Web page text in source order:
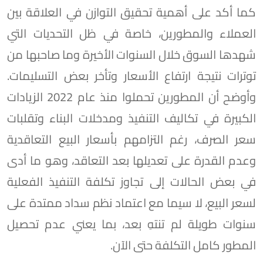
‏كما أكد على أهمية تحقيق التوازن في العلاقة بين
العملاء والمطورين، خاصة في ظل التحديات التي
شهدها السوق خلال السنوات الأخيرة وما صاحبها من
توترات نتيجة ارتفاع الأسعار وتأخر بعض التسليمات.
وأوضح أن المطورين تحملوا منذ عام 2022 الزيادات
الكبيرة في تكاليف التنفيذ ومدخلات البناء وتقلبات
سعر الصرف، رغم التزامهم بأسعار البيع التعاقدية
وعدم القدرة على تعديلها بعد التعاقد، وهو ما أدى
في بعض الحالات إلى تجاوز تكلفة التنفيذ الفعلية
لسعر البيع، لا سيما مع اعتماد نظم سداد ممتدة على
سنوات طويلة لم تنتهِ بعد، بما يعني عدم تحصيل
المطور كامل التكلفة حتى الآن.